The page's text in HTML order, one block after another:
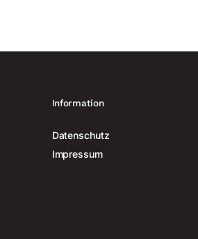
Information
Datenschutz
Impressum